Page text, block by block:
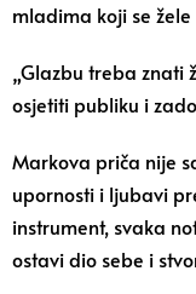
mladima koji se
„Glazbu treba znati
osjetiti publiku i
Markova priča nije
upornosti i ljubavi
instrument, svaka
ostavi dio sebe i